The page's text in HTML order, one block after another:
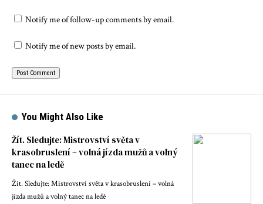
Notify me of follow-up comments by email.
Notify me of new posts by email.
You Might Also Like
Žít. Sledujte: Mistrovství světa v
krasobruslení – volná jízda mužů a volný
tanec na ledě
Žít. Sledujte: Mistrovství světa v krasobruslení – volná
jízda mužů a volný tanec na ledě